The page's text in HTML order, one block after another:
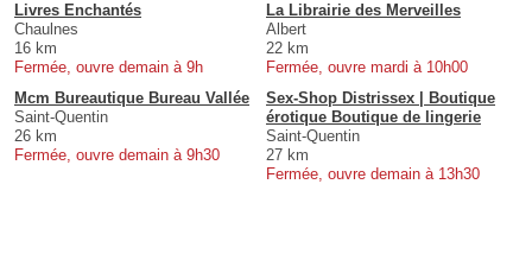
Livres Enchantés
Chaulnes
16 km
Fermée, ouvre demain à 9h
La Librairie des Merveilles
Albert
22 km
Fermée, ouvre mardi à 10h00
Mcm Bureautique Bureau Vallée
Saint-Quentin
26 km
Fermée, ouvre demain à 9h30
Sex-Shop Distrissex | Boutique
érotique Boutique de lingerie
Saint-Quentin
27 km
Fermée, ouvre demain à 13h30